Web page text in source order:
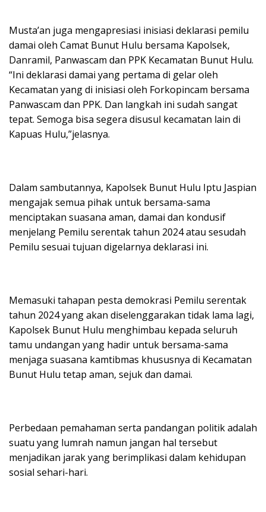
Musta’an juga mengapresiasi inisiasi deklarasi pemilu
damai oleh Camat Bunut Hulu bersama Kapolsek,
Danramil, Panwascam dan PPK Kecamatan Bunut Hulu.
“Ini deklarasi damai yang pertama di gelar oleh
Kecamatan yang di inisiasi oleh Forkopincam bersama
Panwascam dan PPK. Dan langkah ini sudah sangat
tepat. Semoga bisa segera disusul kecamatan lain di
Kapuas Hulu,”jelasnya.
Dalam sambutannya, Kapolsek Bunut Hulu Iptu Jaspian
mengajak semua pihak untuk bersama-sama
menciptakan suasana aman, damai dan kondusif
menjelang Pemilu serentak tahun 2024 atau sesudah
Pemilu sesuai tujuan digelarnya deklarasi ini.
Memasuki tahapan pesta demokrasi Pemilu serentak
tahun 2024 yang akan diselenggarakan tidak lama lagi,
Kapolsek Bunut Hulu menghimbau kepada seluruh
tamu undangan yang hadir untuk bersama-sama
menjaga suasana kamtibmas khususnya di Kecamatan
Bunut Hulu tetap aman, sejuk dan damai.
Perbedaan pemahaman serta pandangan politik adalah
suatu yang lumrah namun jangan hal tersebut
menjadikan jarak yang berimplikasi dalam kehidupan
sosial sehari-hari.